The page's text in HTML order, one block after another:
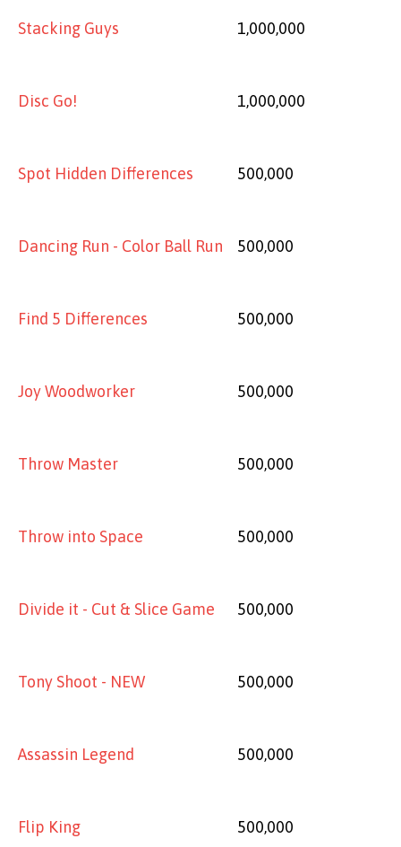
Stacking Guys 1,000,000
Disc Go! 1,000,000
Spot Hidden Differences 500,000
Dancing Run - Color Ball Run 500,000
Find 5 Differences 500,000
Joy Woodworker 500,000
Throw Master 500,000
Throw into Space 500,000
Divide it - Cut & Slice Game 500,000
Tony Shoot - NEW 500,000
Assassin Legend 500,000
Flip King 500,000